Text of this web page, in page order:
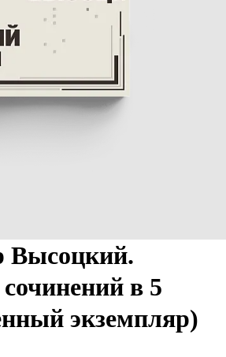
Высоцкий.
в 5
экземпляр)